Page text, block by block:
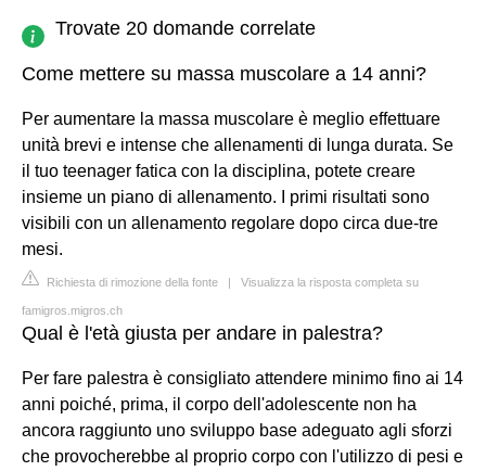
Trovate 20 domande correlate
Come mettere su massa muscolare a 14 anni?
Per aumentare la massa muscolare è meglio effettuare
unità brevi e intense che allenamenti di lunga durata. Se
il tuo teenager fatica con la disciplina, potete creare
insieme un piano di allenamento. I primi risultati sono
visibili con un allenamento regolare dopo circa due-tre
mesi.
Richiesta di rimozione della fonte | Visualizza la risposta completa su
famigros.migros.ch
Qual è l'età giusta per andare in palestra?
Per fare palestra è consigliato attendere minimo fino ai 14
anni poiché, prima, il corpo dell'adolescente non ha
ancora raggiunto uno sviluppo base adeguato agli sforzi
che provocherebbe al proprio corpo con l'utilizzo di pesi e